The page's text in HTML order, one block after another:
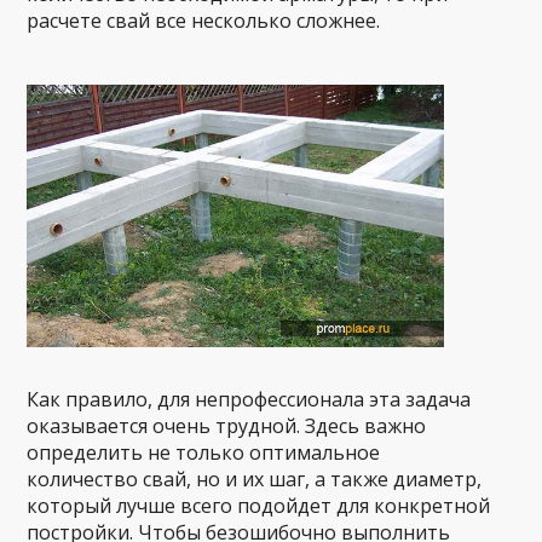
расчете свай все несколько сложнее.
Как правило, для непрофессионала эта задача
оказывается очень трудной. Здесь важно
определить не только оптимальное
количество свай, но и их шаг, а также диаметр,
который лучше всего подойдет для конкретной
постройки. Чтобы безошибочно выполнить